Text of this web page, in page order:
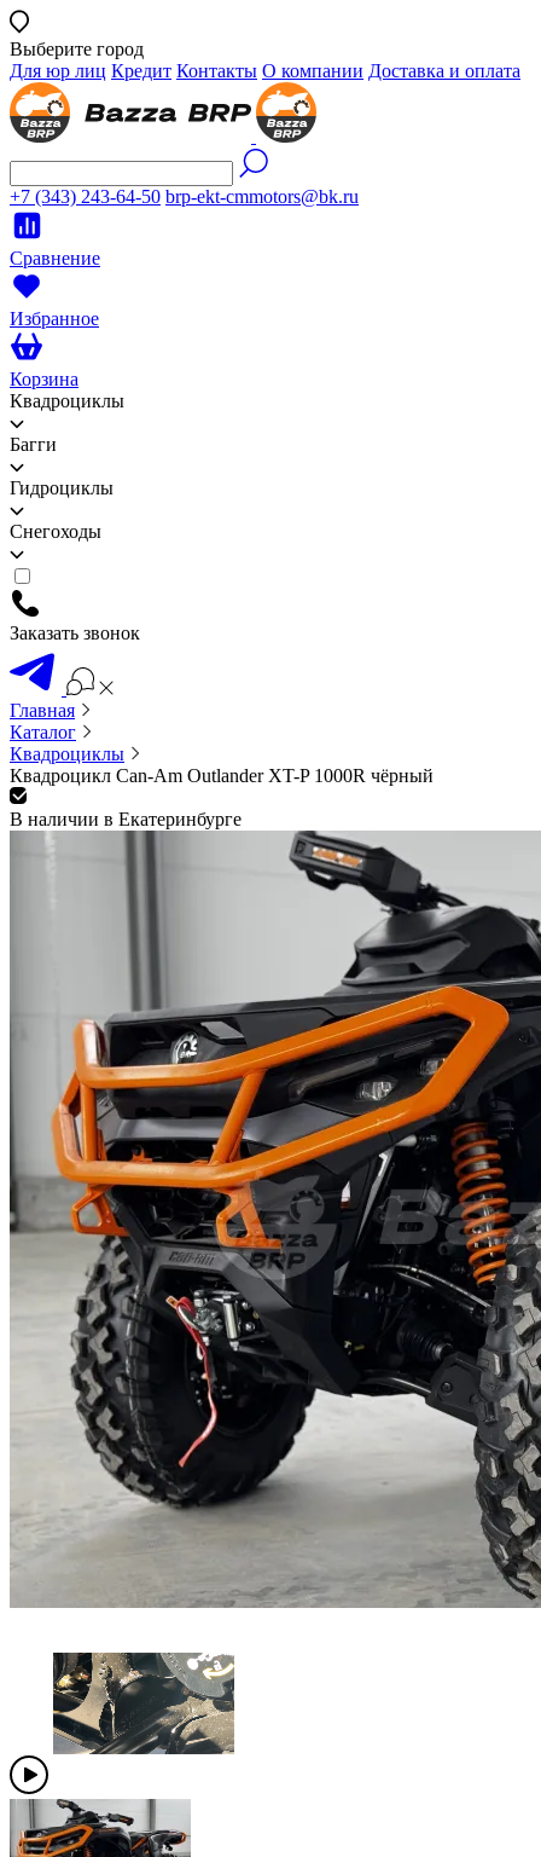
Выберите город
Для юр лиц Кредит Контакты О компании Доставка и оплата
+7 (343) 243-64-50 brp-ekt-cmmotors@bk.ru
Сравнение
Избранное
Корзина
Квадроциклы
Багги
Гидроциклы
Снегоходы
Заказать звонок
Главная
Каталог
Квадроциклы
Квадроцикл Can-Am Outlander XT-P 1000R чёрный
В наличии в Екатеринбурге